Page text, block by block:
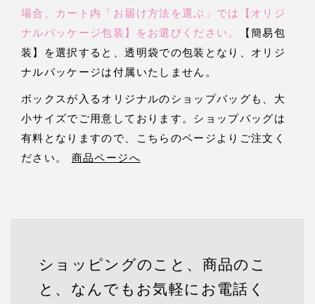
場合、カート内「お届け方法を選ぶ」では【オリジ
ナルパッケージ包装】をお選びください。
【簡易包
装】を選択すると、透明袋での包装となり、オリジ
ナルパッケージは付属いたしません。
ボックスが入るオリジナルのショップバッグも、大
小サイズでご用意しております。ショップバッグは
有料となりますので、こちらのページよりご注文く
ださい。 商品ページへ
ショッピングのこと、商品のこ
と、なんでもお気軽にお電話く